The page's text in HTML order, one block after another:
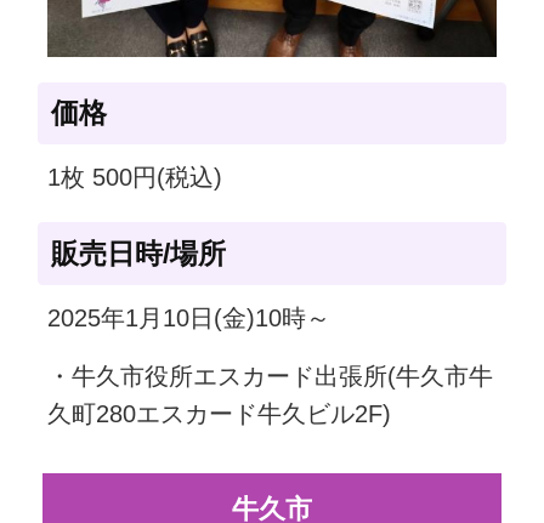
価格
1枚 500円(税込)
販売日時/場所
2025年1月10日(金)10時～
・牛久市役所エスカード出張所(牛久市牛
久町280エスカード牛久ビル2F)
牛久市